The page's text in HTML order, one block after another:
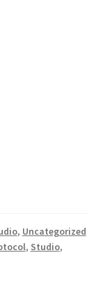
, Uncategorized
, Studio,